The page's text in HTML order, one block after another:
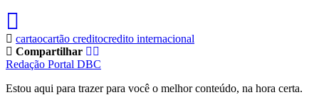
cartaocartão creditocredito internacional
Compartilhar
Redação Portal DBC
Estou aqui para trazer para você o melhor conteúdo, na hora certa.